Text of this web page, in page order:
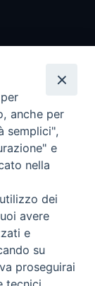
- Tutti i
anche per
semplici",
e
nella
dei
avere
e
su
proseguirai